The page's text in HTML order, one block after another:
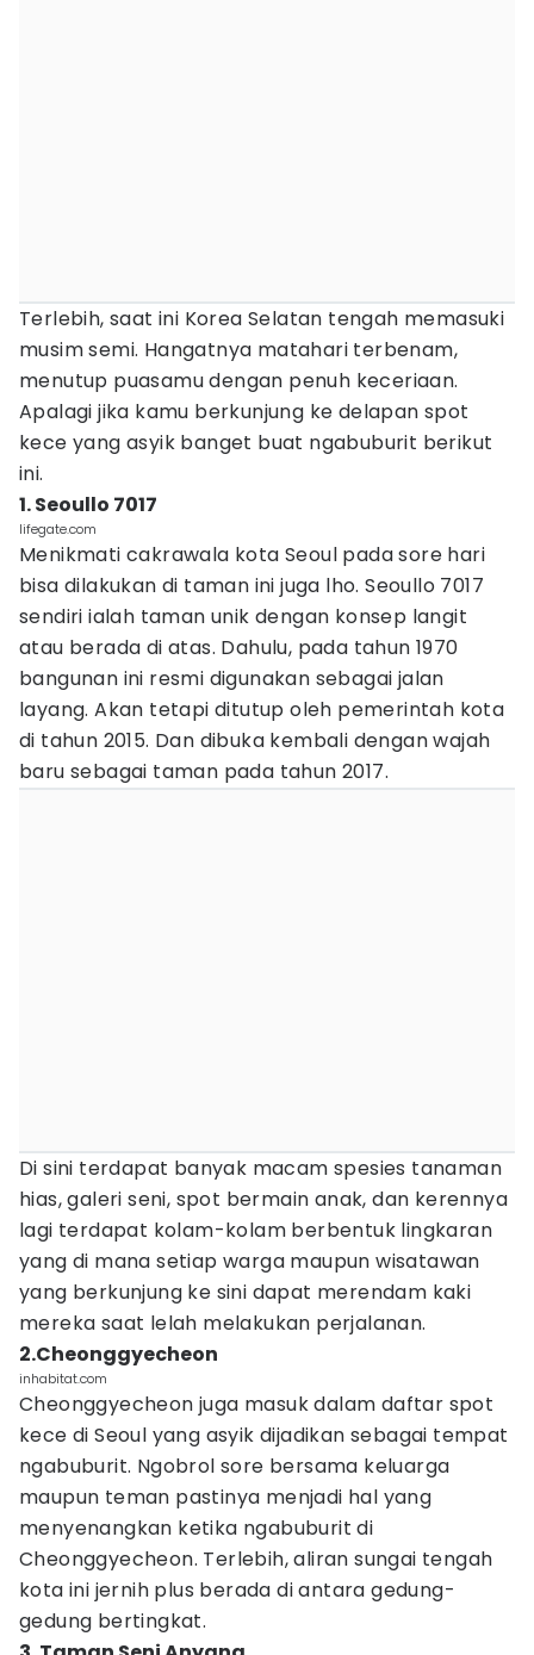
Terlebih, saat ini Korea Selatan tengah memasuki
musim semi. Hangatnya matahari terbenam,
menutup puasamu dengan penuh keceriaan.
Apalagi jika kamu berkunjung ke delapan spot
kece yang asyik banget buat ngabuburit berikut
ini.
1. Seoullo 7017
lifegate.com
Menikmati cakrawala kota Seoul pada sore hari
bisa dilakukan di taman ini juga lho. Seoullo 7017
sendiri ialah taman unik dengan konsep langit
atau berada di atas. Dahulu, pada tahun 1970
bangunan ini resmi digunakan sebagai jalan
layang. Akan tetapi ditutup oleh pemerintah kota
di tahun 2015. Dan dibuka kembali dengan wajah
baru sebagai taman pada tahun 2017.
Di sini terdapat banyak macam spesies tanaman
hias, galeri seni, spot bermain anak, dan kerennya
lagi terdapat kolam-kolam berbentuk lingkaran
yang di mana setiap warga maupun wisatawan
yang berkunjung ke sini dapat merendam kaki
mereka saat lelah melakukan perjalanan.
2.Cheonggyecheon
inhabitat.com
Cheonggyecheon juga masuk dalam daftar spot
kece di Seoul yang asyik dijadikan sebagai tempat
ngabuburit. Ngobrol sore bersama keluarga
maupun teman pastinya menjadi hal yang
menyenangkan ketika ngabuburit di
Cheonggyecheon. Terlebih, aliran sungai tengah
kota ini jernih plus berada di antara gedung-
gedung bertingkat.